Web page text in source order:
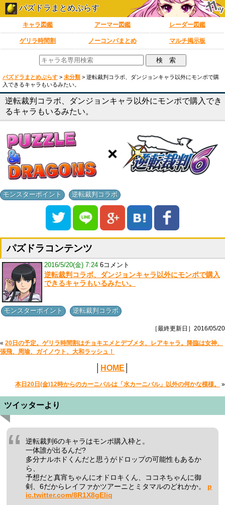
パズドラまとめぷらす
キャラ図鑑 アーマー図鑑 レーダー図鑑
ゲリラ時間割 ノーコンパまとめ マルチ掲示板
パズドラまとめぷらす > 未分類 > 逆転裁判コラボ、ダンジョンキャラ以外にモンポで購
入できるキャラもいるみたい。
逆転裁判コラボ、ダンジョンキャラ以外にモンポで購入でき
るキャラもいるみたい。
モンスターポイント 逆転裁判コラボ
パズドラコンテンツ
2016/5/20(金) 7:24 6コメント
逆転裁判コラボ、ダンジョンキャラ以外にモンポで購入
できるキャラもいるみたい。
モンスターポイント 逆転裁判コラボ
［最終更新日］2016/05/20
« 20日の予定。ゲリラ時間割はチョキエメとデブメタ、レアキャラ。降臨は女神、
張飛、周瑜、ガイノウト、大和ラッシュ！
HOME
本日20日(金)12時からのカーニバルは「水カーニバル」以外の何かな模様。 »
ツイッターより
逆転裁判6のキャラはモンポ購入枠と。
一体誰が出るんだ?
多分ナルホドくんだと思うがドロップの可能性もあるか
ら、
予想だと真宵ちゃんにオドロキくん、ココネちゃんに御
剣、6だからレイファかツアーニとミタマルのどれかか。 p
ic.twitter.com/8R1X8gEliq